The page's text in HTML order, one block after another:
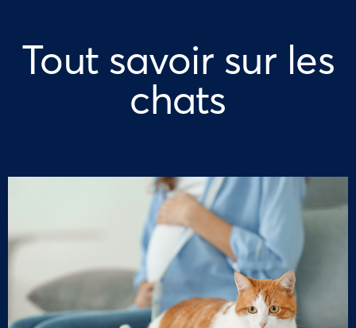
Tout savoir sur les
chats